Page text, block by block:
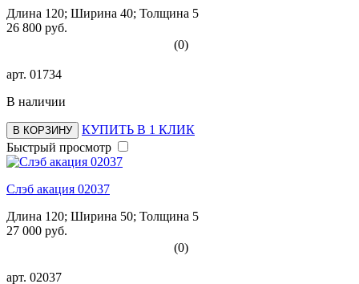
Длина 120; Ширина 40; Толщина 5
26 800 руб.
(0)
арт. 01734
В наличии
В КОРЗИНУ
КУПИТЬ В 1 КЛИК
Быстрый просмотр
Слэб акация 02037
Длина 120; Ширина 50; Толщина 5
27 000 руб.
(0)
арт. 02037